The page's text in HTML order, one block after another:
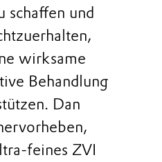
schaffen und
wirksame
Behandlung
Dan
feines ZVI